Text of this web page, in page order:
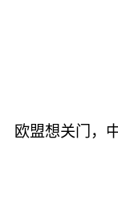
欧盟想关门，